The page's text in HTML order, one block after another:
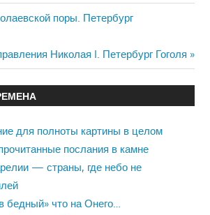
поры. Петербург
Николая I. Петербург Гоголя
для полноты картины в целом
послания в камне
— страны, где небо не
бедный» что на Онего…